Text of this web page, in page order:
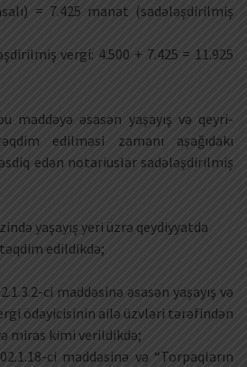
= 7.425 manat (sadələşdirilmiş
vergi: 4.500 + 7.425 = 11.925
maddəyə əsasən yaşayış və qeyri-
edilməsi zamanı aşağıdakı
edən notariuslar sadələşdirilmiş
yaşayış yeri üzrə qeydiyyatda
edildikdə;
ci maddəsinə əsasən yaşayış və
ödəyicisinin ailə üzvləri tərəfindən
miras kimi verildikdə;
ci maddəsinə və “Torpaqların